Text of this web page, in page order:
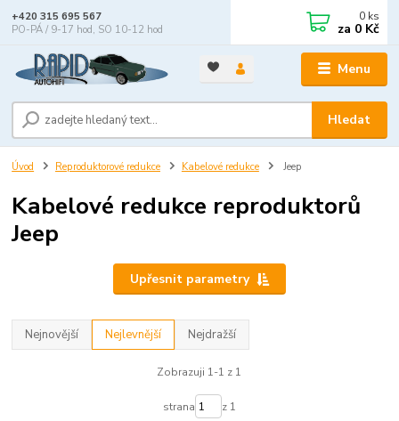
Menu
Hledat
+420 315 695 567
PO-PÁ / 9-17 hod, SO 10-12 hod
0 ks
za 0 Kč
Úvod Reproduktorové redukce Kabelové redukce Jeep
Kabelové redukce reproduktorů
Jeep
Upřesnit parametry
Nejnovější Nejlevnější Nejdražší
Zobrazuji 1-1 z 1
strana z 1